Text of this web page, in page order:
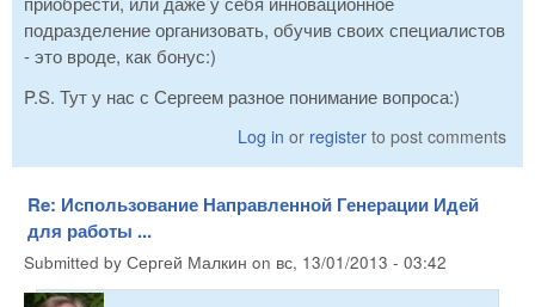
подразделение организовать, обучив своих специалистов
- это вроде, как бонус:)
P.S. Тут у нас с Сергеем разное понимание вопроса:)
Log in or register to post comments
Re: Использование Направленной Генерации Идей
для работы ...
Submitted by Сергей Малкин on вс, 13/01/2013 - 03:42